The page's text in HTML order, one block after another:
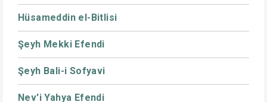
Hüsameddin el-Bitlisi
Şeyh Mekki Efendi
Şeyh Bali-i Sofyavi
Nev'i Yahya Efendi